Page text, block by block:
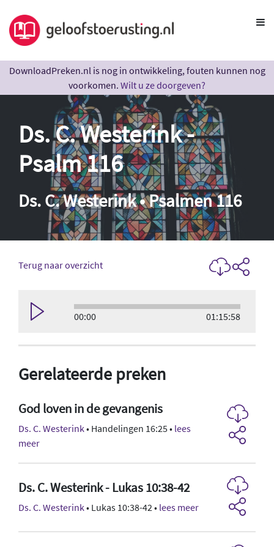
DownloadPreken.nl is nog in ontwikkeling, fouten kunnen nog
voorkomen. Wilt u ze doorgeven?
Ds. C. Westerink -
Psalm 116
Ds. C. Westerink • Psalmen 116
Terug naar overzicht
00:00 01:15:58
Gerelateerde preken
God loven in de gevangenis
Ds. C. Westerink• Handelingen 16:25 • lees
meer
Ds. C. Westerink - Lukas 10:38-42
Ds. C. Westerink• Lukas 10:38-42 • lees meer